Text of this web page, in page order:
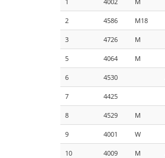
2 4586 M18
3 4726 M
5 4064 M
6 4530
7 4425
8 4529 M
9 4001 W
10 4009 M